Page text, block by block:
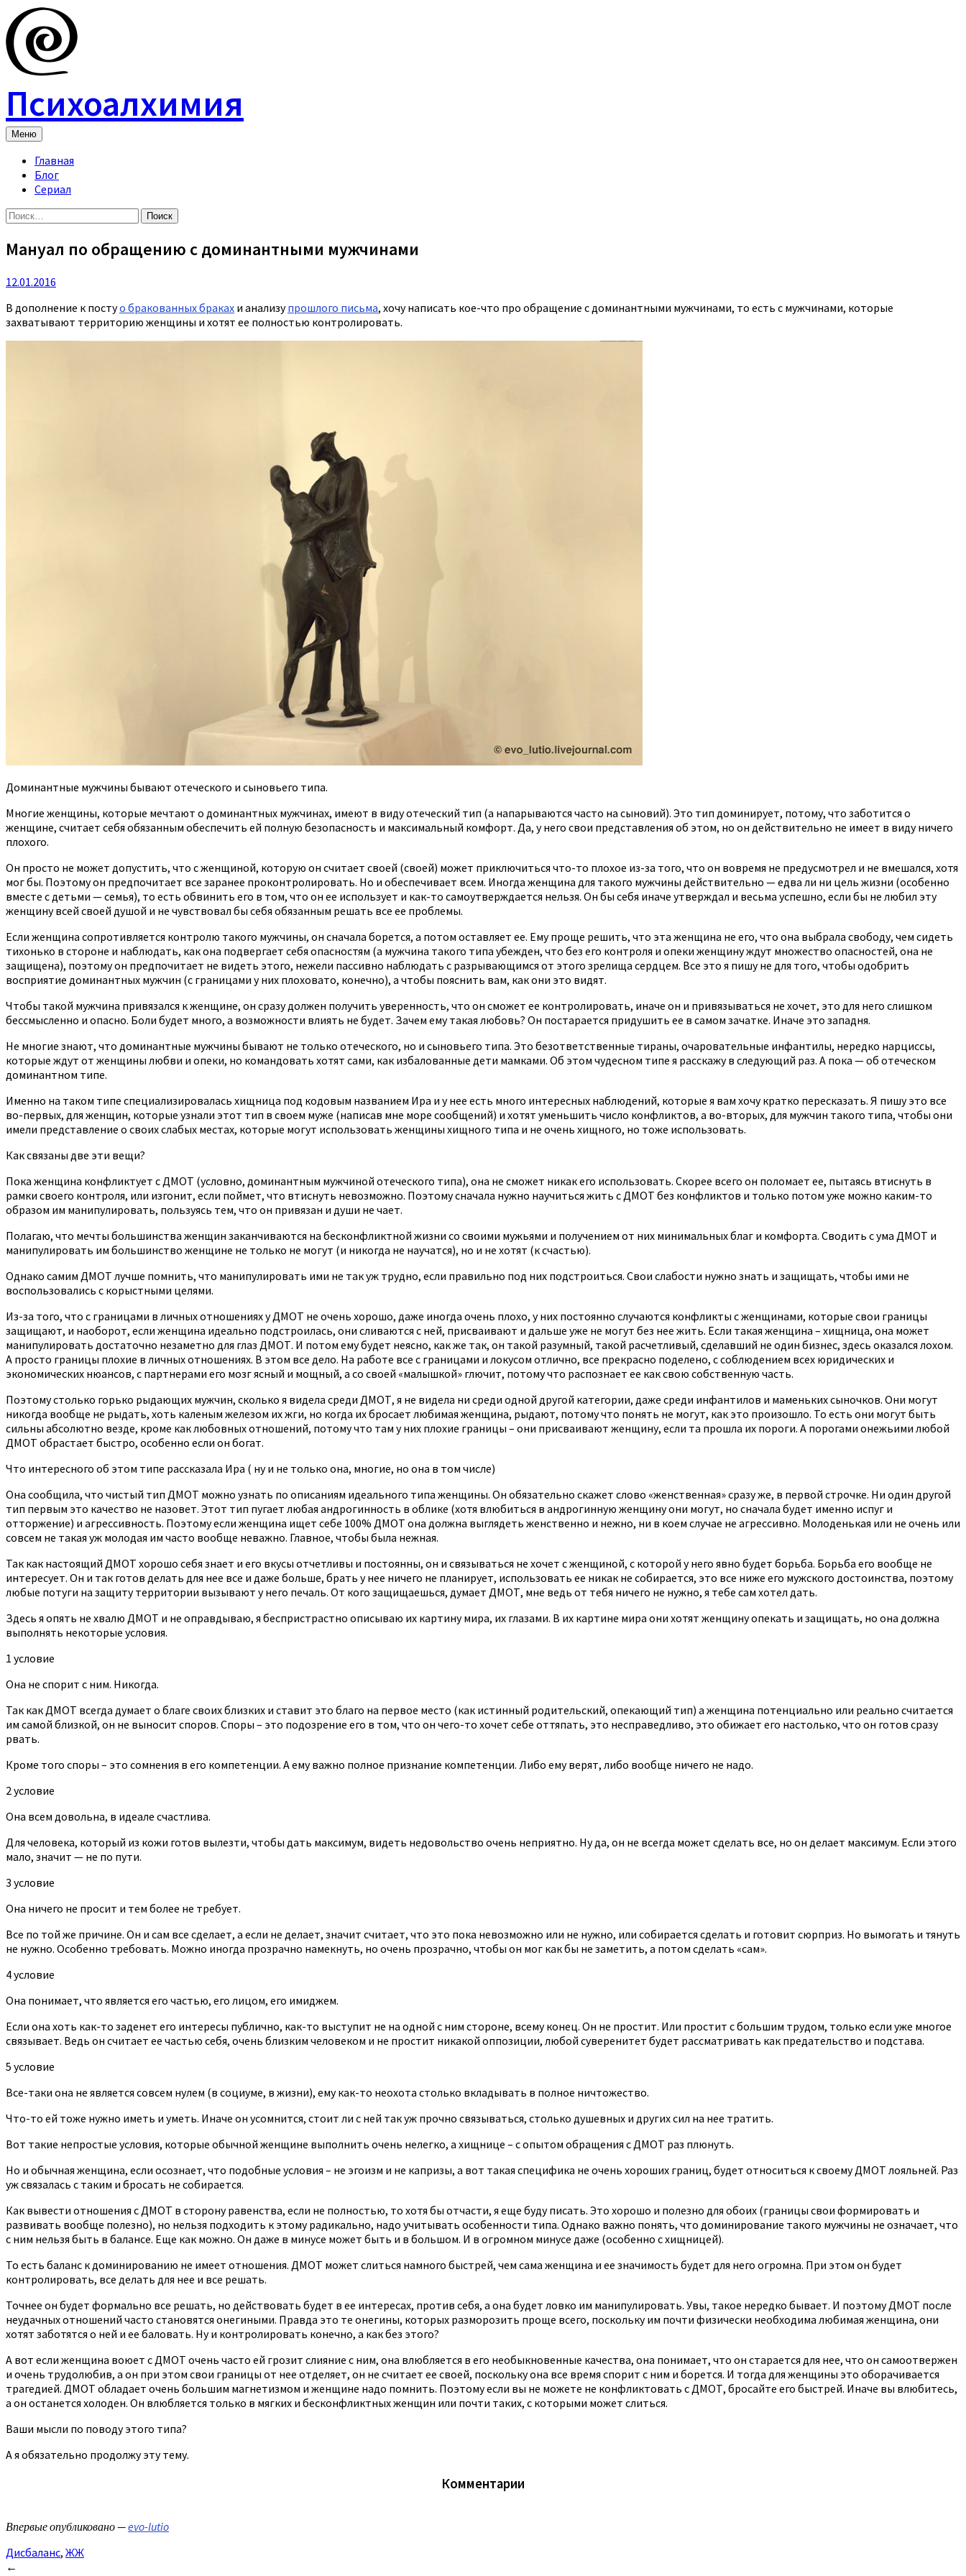
Skip
to
content
Психоалхимия
Меню
Главная
Блог
Сериал
Найти:
Мануал по обращению с доминантными мужчинами
12.01.2016
В дополнение к постуо бракованных браках и анализупрошлого письма, хочу написать кое-что про обращение с доминантными мужчинами, то есть с мужчинами, которые
захватывают территорию женщины и хотят ее полностью контролировать.
Доминантные мужчины бывают отеческого и сыновьего типа.
Многие женщины, которые мечтают о доминантных мужчинах, имеют в виду отеческий тип (а напарываются часто на сыновий). Это тип доминирует, потому, что заботится о
женщине, считает себя обязанным обеспечить ей полную безопасность и максимальный комфорт. Да, у него свои представления об этом, но он действительно не имеет в виду ничего
плохого.
Он просто не может допустить, что с женщиной, которую он считает своей (своей) может приключиться что-то плохое из-за того, что он вовремя не предусмотрел и не вмешался, хотя
мог бы. Поэтому он предпочитает все заранее проконтролировать. Но и обеспечивает всем. Иногда женщина для такого мужчины действительно — едва ли ни цель жизни (особенно
вместе с детьми — семья), то есть обвинить его в том, что он ее использует и как-то самоутверждается нельзя. Он бы себя иначе утверждал и весьма успешно, если бы не любил эту
женщину всей своей душой и не чувствовал бы себя обязанным решать все ее проблемы.
Если женщина сопротивляется контролю такого мужчины, он сначала борется, а потом оставляет ее. Ему проще решить, что эта женщина не его, что она выбрала свободу, чем сидеть
тихонько в стороне и наблюдать, как она подвергает себя опасностям (а мужчина такого типа убежден, что без его контроля и опеки женщину ждут множество опасностей, она не
защищена), поэтому он предпочитает не видеть этого, нежели пассивно наблюдать с разрывающимся от этого зрелища сердцем. Все это я пишу не для того, чтобы одобрить
восприятие доминантных мужчин (с границами у них плоховато, конечно), а чтобы пояснить вам, как они это видят.
Чтобы такой мужчина привязался к женщине, он сразу должен получить уверенность, что он сможет ее контролировать, иначе он и привязываться не хочет, это для него слишком
бессмысленно и опасно. Боли будет много, а возможности влиять не будет. Зачем ему такая любовь? Он постарается придушить ее в самом зачатке. Иначе это западня.
Не многие знают, что доминантные мужчины бывают не только отеческого, но и сыновьего типа. Это безответственные тираны, очаровательные инфантилы, нередко нарциссы,
которые ждут от женщины любви и опеки, но командовать хотят сами, как избалованные дети мамками. Об этом чудесном типе я расскажу в следующий раз. А пока — об отеческом
доминантном типе.
Именно на таком типе специализировалась хищница под кодовым названием Ира и у нее есть много интересных наблюдений, которые я вам хочу кратко пересказать. Я пишу это все
во-первых, для женщин, которые узнали этот тип в своем муже (написав мне море сообщений) и хотят уменьшить число конфликтов, а во-вторых, для мужчин такого типа, чтобы они
имели представление о своих слабых местах, которые могут использовать женщины хищного типа и не очень хищного, но тоже использовать.
Как связаны две эти вещи?
Пока женщина конфликтует с ДМОТ (условно, доминантным мужчиной отеческого типа), она не сможет никак его использовать. Скорее всего он поломает ее, пытаясь втиснуть в
рамки своего контроля, или изгонит, если поймет, что втиснуть невозможно. Поэтому сначала нужно научиться жить с ДМОТ без конфликтов и только потом уже можно каким-то
образом им манипулировать, пользуясь тем, что он привязан и души не чает.
Полагаю, что мечты большинства женщин заканчиваются на бесконфликтной жизни со своими мужьями и получением от них минимальных благ и комфорта. Сводить с ума ДМОТ и
манипулировать им большинство женщине не только не могут (и никогда не научатся), но и не хотят (к счастью).
Однако самим ДМОТ лучше помнить, что манипулировать ими не так уж трудно, если правильно под них подстроиться. Свои слабости нужно знать и защищать, чтобы ими не
воспользовались с корыстными целями.
Из-за того, что с границами в личных отношениях у ДМОТ не очень хорошо, даже иногда очень плохо, у них постоянно случаются конфликты с женщинами, которые свои границы
защищают, и наоборот, если женщина идеально подстроилась, они сливаются с ней, присваивают и дальше уже не могут без нее жить. Если такая женщина – хищница, она может
манипулировать достаточно незаметно для глаз ДМОТ. И потом ему будет неясно, как же так, он такой разумный, такой расчетливый, сделавший не один бизнес, здесь оказался лохом.
А просто границы плохие в личных отношениях. В этом все дело. На работе все с границами и локусом отлично, все прекрасно поделено, с соблюдением всех юридических и
экономических нюансов, с партнерами его мозг ясный и мощный, а со своей «малышкой» глючит, потому что распознает ее как свою собственную часть.
Поэтому столько горько рыдающих мужчин, сколько я видела среди ДМОТ, я не видела ни среди одной другой категории, даже среди инфантилов и маменьких сыночков. Они могут
никогда вообще не рыдать, хоть каленым железом их жги, но когда их бросает любимая женщина, рыдают, потому что понять не могут, как это произошло. То есть они могут быть
сильны абсолютно везде, кроме как любовных отношений, потому что там у них плохие границы – они присваивают женщину, если та прошла их пороги. А порогами онежьими любой
ДМОТ обрастает быстро, особенно если он богат.
Что интересного об этом типе рассказала Ира ( ну и не только она, многие, но она в том числе)
Она сообщила, что чистый тип ДМОТ можно узнать по описаниям идеального типа женщины. Он обязательно скажет слово «женственная» сразу же, в первой строчке. Ни один другой
тип первым это качество не назовет. Этот тип пугает любая андрогинность в облике (хотя влюбиться в андрогинную женщину они могут, но сначала будет именно испуг и
отторжение) и агрессивность. Поэтому если женщина ищет себе 100% ДМОТ она должна выглядеть женственно и нежно, ни в коем случае не агрессивно. Молоденькая или не очень или
совсем не такая уж молодая им часто вообще неважно. Главное, чтобы была нежная.
Так как настоящий ДМОТ хорошо себя знает и его вкусы отчетливы и постоянны, он и связываться не хочет с женщиной, с которой у него явно будет борьба. Борьба его вообще не
интересует. Он и так готов делать для нее все и даже больше, брать у нее ничего не планирует, использовать ее никак не собирается, это все ниже его мужского достоинства, поэтому
любые потуги на защиту территории вызывают у него печаль. От кого защищаешься, думает ДМОТ, мне ведь от тебя ничего не нужно, я тебе сам хотел дать.
Здесь я опять не хвалю ДМОТ и не оправдываю, я беспристрастно описываю их картину мира, их глазами. В их картине мира они хотят женщину опекать и защищать, но она должна
выполнять некоторые условия.
1 условие
Она не спорит с ним. Никогда.
Так как ДМОТ всегда думает о благе своих близких и ставит это благо на первое место (как истинный родительский, опекающий тип) а женщина потенциально или реально считается
им самой близкой, он не выносит споров. Споры – это подозрение его в том, что он чего-то хочет себе оттяпать, это несправедливо, это обижает его настолько, что он готов сразу
рвать.
Кроме того споры – это сомнения в его компетенции. А ему важно полное признание компетенции. Либо ему верят, либо вообще ничего не надо.
2 условие
Она всем довольна, в идеале счастлива.
Для человека, который из кожи готов вылезти, чтобы дать максимум, видеть недовольство очень неприятно. Ну да, он не всегда может сделать все, но он делает максимум. Если этого
мало, значит — не по пути.
3 условие
Она ничего не просит и тем более не требует.
Все по той же причине. Он и сам все сделает, а если не делает, значит считает, что это пока невозможно или не нужно, или собирается сделать и готовит сюрприз. Но вымогать и тянуть
не нужно. Особенно требовать. Можно иногда прозрачно намекнуть, но очень прозрачно, чтобы он мог как бы не заметить, а потом сделать «сам».
4 условие
Она понимает, что является его частью, его лицом, его имиджем.
Если она хоть как-то заденет его интересы публично, как-то выступит не на одной с ним стороне, всему конец. Он не простит. Или простит с большим трудом, только если уже многое
связывает. Ведь он считает ее частью себя, очень близким человеком и не простит никакой оппозиции, любой суверенитет будет рассматривать как предательство и подстава.
5 условие
Все-таки она не является совсем нулем (в социуме, в жизни), ему как-то неохота столько вкладывать в полное ничтожество.
Что-то ей тоже нужно иметь и уметь. Иначе он усомнится, стоит ли с ней так уж прочно связываться, столько душевных и других сил на нее тратить.
Вот такие непростые условия, которые обычной женщине выполнить очень нелегко, а хищнице – с опытом обращения с ДМОТ раз плюнуть.
Но и обычная женщина, если осознает, что подобные условия – не эгоизм и не капризы, а вот такая специфика не очень хороших границ, будет относиться к своему ДМОТ лояльней. Раз
уж связалась с таким и бросать не собирается.
Как вывести отношения с ДМОТ в сторону равенства, если не полностью, то хотя бы отчасти, я еще буду писать. Это хорошо и полезно для обоих (границы свои формировать и
развивать вообще полезно), но нельзя подходить к этому радикально, надо учитывать особенности типа. Однако важно понять, что доминирование такого мужчины не означает, что
с ним нельзя быть в балансе. Еще как можно. Он даже в минусе может быть и в большом. И в огромном минусе даже (особенно с хищницей).
То есть баланс к доминированию не имеет отношения. ДМОТ может слиться намного быстрей, чем сама женщина и ее значимость будет для него огромна. При этом он будет
контролировать, все делать для нее и все решать.
Точнее он будет формально все решать, но действовать будет в ее интересах, против себя, а она будет ловко им манипулировать. Увы, такое нередко бывает. И поэтому ДМОТ после
неудачных отношений часто становятся онегиными. Правда это те онегины, которых разморозить проще всего, поскольку им почти физически необходима любимая женщина, они
хотят заботятся о ней и ее баловать. Ну и контролировать конечно, а как без этого?
А вот если женщина воюет с ДМОТ очень часто ей грозит слияние с ним, она влюбляется в его необыкновенные качества, она понимает, что он старается для нее, что он самоотвержен
и очень трудолюбив, а он при этом свои границы от нее отделяет, он не считает ее своей, поскольку она все время спорит с ним и борется. И тогда для женщины это оборачивается
трагедией. ДМОТ обладает очень большим магнетизмом и женщине надо помнить. Поэтому если вы не можете не конфликтовать с ДМОТ, бросайте его быстрей. Иначе вы влюбитесь,
а он останется холоден. Он влюбляется только в мягких и бесконфликтных женщин или почти таких, с которыми может слиться.
Ваши мысли по поводу этого типа?
А я обязательно продолжу эту тему.
Комментарии
Впервые опубликовано —evo-lutio
Дисбаланс, ЖЖ
Post
←